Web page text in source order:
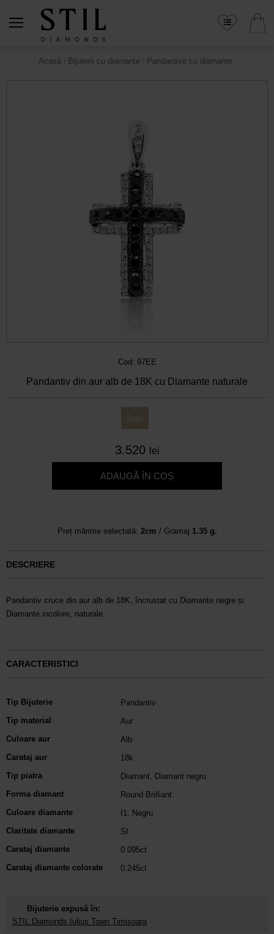
Acasă Bijuterii cu diamante Pandantive cu diamante
Cod: 97EE
Pandantiv din aur alb de 18K cu Diamante naturale
2cm
3.520 lei
ADAUGĂ ÎN COȘ
Preț mărime selectată: 2cm / Gramaj 1.35 g.
DESCRIERE
Pandantiv cruce din aur alb de 18K, încrustat cu Diamante negre și
Diamante incolore, naturale.
CARACTERISTICI
Tip Bijuterie
Pandantiv
Tip material
Aur
Culoare aur
Alb
Carataj aur
18k
Tip piatra
Diamant
Diamant negru
Forma diamant
Round Brilliant
Culoare diamante
I1
Negru
Claritate diamante
SI
Carataj diamante
0.095ct
Carataj diamante colorate
0.245ct
Bijuterie expusă în:
STIL Diamonds Iulius Town Timisoara